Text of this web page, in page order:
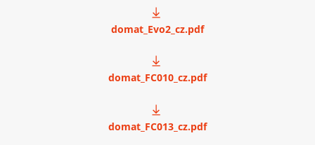
domat_Evo2_cz.pdf
domat_FC010_cz.pdf
domat_FC013_cz.pdf